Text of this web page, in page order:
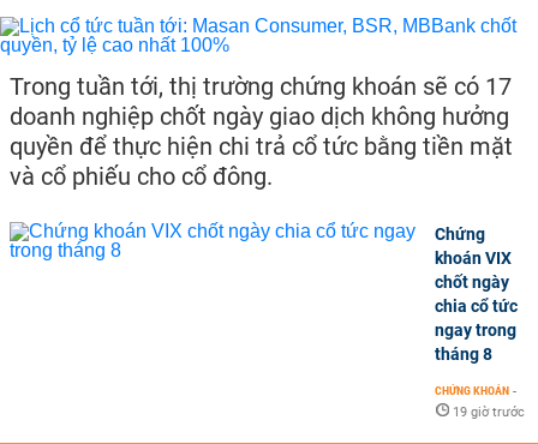
Trong tuần tới, thị trường chứng khoán sẽ có 17
doanh nghiệp chốt ngày giao dịch không hưởng
quyền để thực hiện chi trả cổ tức bằng tiền mặt
và cổ phiếu cho cổ đông.
Chứng
khoán VIX
chốt ngày
chia cổ tức
ngay trong
tháng 8
CHỨNG KHOÁN -
19 giờ trước